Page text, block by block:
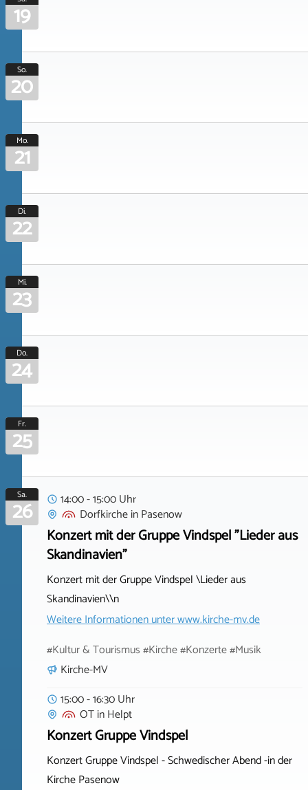
19
So.
20
Mo.
21
Di.
22
Mi.
23
Do.
24
Fr.
25
Sa.
26
14:00 - 15:00 Uhr
DorfkircheinPasenow
Konzert mit der Gruppe Vindspel "Lieder aus
Skandinavien"
Konzert mit der Gruppe Vindspel \Lieder aus
Skandinavien\\n
Weitere Informationen unterwww.kirche-mv.de
#Kultur & Tourismus #Kirche #Konzerte #Musik
Kirche-MV
15:00 - 16:30 Uhr
OTinHelpt
Konzert Gruppe Vindspel
Konzert Gruppe Vindspel - Schwedischer Abend -in der
Kirche Pasenow